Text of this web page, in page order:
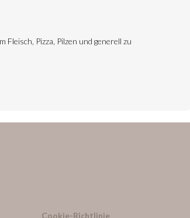
Pizza, Pilzen und generell zu
Cookie-Richtlinie